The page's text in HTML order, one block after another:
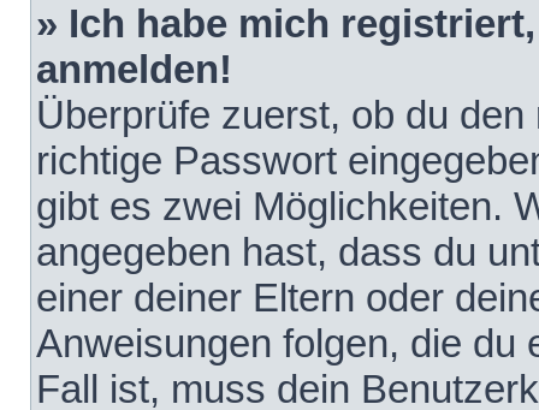
» Ich habe mich
anmelden!
Überprüfe zuerst, ob du
richtige Passwort
gibt es zwei Möglichkeiten.
angegeben hast, dass du
einer deiner Eltern oder
Anweisungen folgen, die du
Fall ist, muss dein